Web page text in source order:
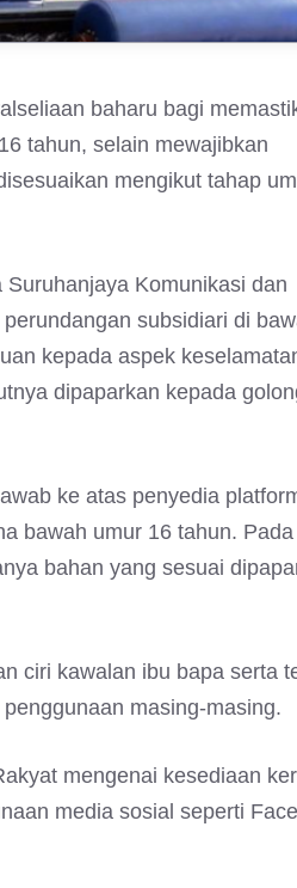
baharu bagi
tahun, selain mewajibkan
mengikut tahap
Komunikasi dan
subsidiari di
kepada aspek
dipaparkan kepada
ke atas penyedia
bawah umur 16 tahun.
bahan yang sesuai
ciri kawalan ibu bapa serta
masing-masing.
mengenai kesediaan
media sosial seperti